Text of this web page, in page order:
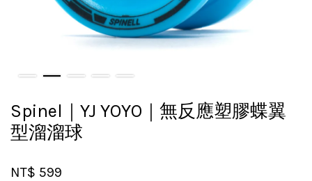
Spinel｜YJ YOYO｜無反應塑膠蝶翼
型溜溜球
NT$ 599